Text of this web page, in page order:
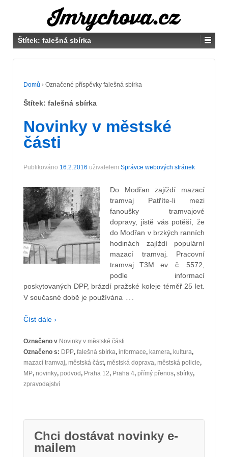
Štítek: falešná sbírka
Domů › Označené příspěvky falešná sbírka
Štítek: falešná sbírka
Novinky v městské
části
Publikováno 16.2.2016 uživatelem Správce webových stránek
Do Modřan zajíždí mazací
tramvaj Patříte-li mezi
fanoušky tramvajové
dopravy, jistě vás potěší, že
do Modřan v brzkých ranních
hodinách zajíždí populární
mazací tramvaj. Pracovní
tramvaj T3M ev. č. 5572,
podle informací
poskytovaných DPP, brázdí pražské koleje téměř 25 let.
V současné době je používána …
Číst dále ›
Označeno v Novinky v městské části
Označeno s: DPP, falešná sbírka, informace, kamera, kultura,
mazací tramvaj, městská část, městská doprava, městská policie,
MP, novinky, podvod, Praha 12, Praha 4, přímý přenos, sbírky,
zpravodajství
Chci dostávat novinky e-
mailem